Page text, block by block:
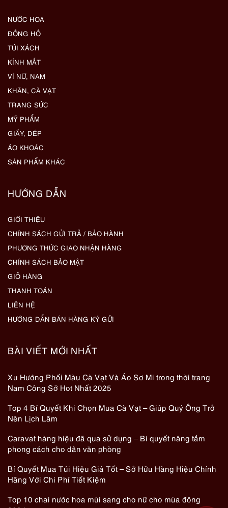
NƯỚC HOA
ĐỒNG HỒ
TÚI XÁCH
KÍNH MẮT
VÍ NỮ, NAM
KHĂN, CÀ VẠT
TRANG SỨC
MỸ PHẨM
GIẦY, DÉP
ÁO KHOÁC
SẢN PHẨM KHÁC
HƯỚNG DẪN
GIỚI THIỆU
CHÍNH SÁCH GỬI TRẢ / BẢO HÀNH
PHƯƠNG THỨC GIAO NHẬN HÀNG
CHÍNH SÁCH BẢO MẬT
GIỎ HÀNG
THANH TOÁN
LIÊN HỆ
HƯỚNG DẪN BÁN HÀNG KÝ GỬI
BÀI VIẾT MỚI NHẤT
Xu Hướng Phối Màu Cà Vạt Và Áo Sơ Mi trong thời trang
Nam Công Sở Hot Nhất 2025
Top 4 Bí Quyết Khi Chọn Mua Cà Vạt – Giúp Quý Ông Trở
Nên Lịch Lãm
Caravat hàng hiệu đã qua sử dụng – Bí quyết nâng tầm
phong cách cho dân văn phòng
Bí Quyết Mua Túi Hiệu Giá Tốt – Sở Hữu Hàng Hiệu Chính
Hãng Với Chi Phí Tiết Kiệm
Top 10 chai nước hoa mùi sang cho nữ cho mùa đông